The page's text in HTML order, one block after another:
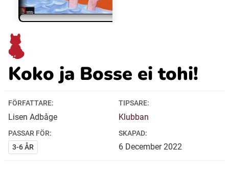
Resanderomani (Romska)
Kelderash (Romska)
Koko ja Bosse ei tohi!
FÖRFATTARE:
Lisen Adbåge
TIPSARE:
Klubban
PASSAR FÖR:
3-6 ÅR
SKAPAD:
6 December 2022